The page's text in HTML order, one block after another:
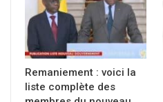
Remaniement : voici la
liste complète des